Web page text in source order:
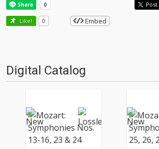
Post
Like! 0 Embed
Digital Catalog